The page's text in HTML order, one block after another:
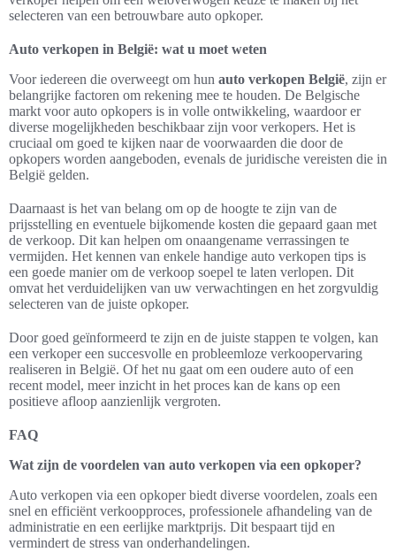
selecteren van een betrouwbare auto opkoper.
Auto verkopen in België: wat u moet weten
Voor iedereen die overweegt om hun auto verkopen België, zijn er
belangrijke factoren om rekening mee te houden. De Belgische
markt voor auto opkopers is in volle ontwikkeling, waardoor er
diverse mogelijkheden beschikbaar zijn voor verkopers. Het is
cruciaal om goed te kijken naar de voorwaarden die door de
opkopers worden aangeboden, evenals de juridische vereisten die in
België gelden.
Daarnaast is het van belang om op de hoogte te zijn van de
prijsstelling en eventuele bijkomende kosten die gepaard gaan met
de verkoop. Dit kan helpen om onaangename verrassingen te
vermijden. Het kennen van enkele handige auto verkopen tips is
een goede manier om de verkoop soepel te laten verlopen. Dit
omvat het verduidelijken van uw verwachtingen en het zorgvuldig
selecteren van de juiste opkoper.
Door goed geïnformeerd te zijn en de juiste stappen te volgen, kan
een verkoper een succesvolle en probleemloze verkoopervaring
realiseren in België. Of het nu gaat om een oudere auto of een
recent model, meer inzicht in het proces kan de kans op een
positieve afloop aanzienlijk vergroten.
FAQ
Wat zijn de voordelen van auto verkopen via een opkoper?
Auto verkopen via een opkoper biedt diverse voordelen, zoals een
snel en efficiënt verkoopproces, professionele afhandeling van de
administratie en een eerlijke marktprijs. Dit bespaart tijd en
vermindert de stress van onderhandelingen.